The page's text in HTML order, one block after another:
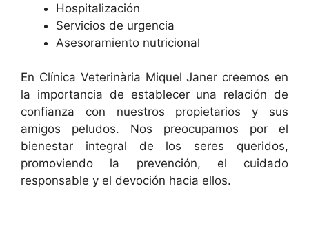
Hospitalización
Servicios de urgencia
Asesoramiento nutricional
En Clínica Veterinària Miquel Janer creemos en
la importancia de establecer una relación de
confianza con nuestros propietarios y sus
amigos peludos. Nos preocupamos por el
bienestar integral de los seres queridos,
promoviendo la prevención, el cuidado
responsable y el devoción hacia ellos.